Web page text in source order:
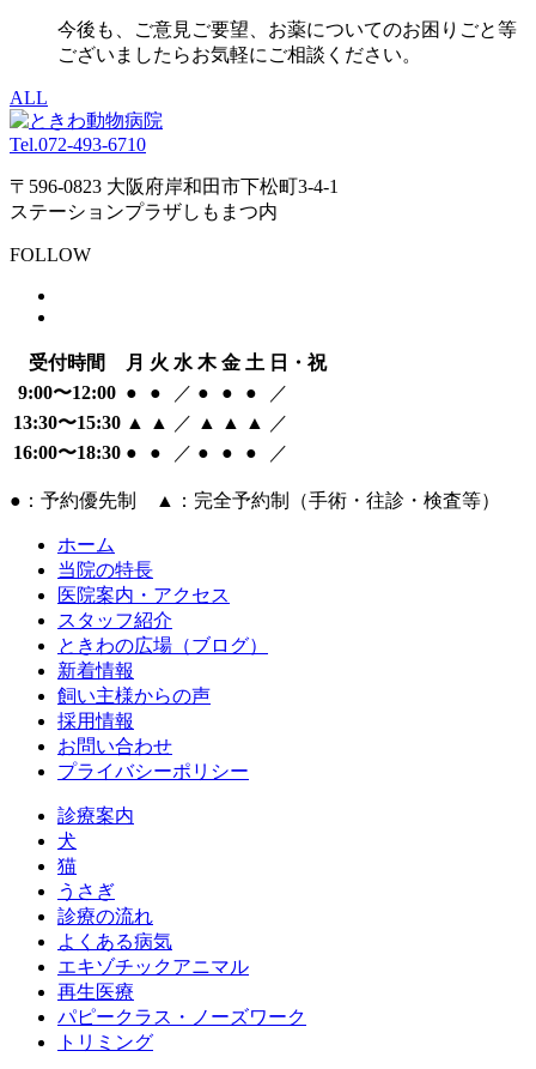
今後も、ご意見ご要望、お薬についてのお困りごと等
ございましたらお気軽にご相談ください。
ALL
Tel.072-493-6710
〒596-0823 大阪府岸和田市下松町3-4-1
ステーションプラザしもまつ内
FOLLOW
受付時間 月 火 水 木 金 土 日・祝
9:00〜12:00 ● ● ／ ● ● ●
／
13:30〜15:30 ▲ ▲ ／ ▲ ▲ ▲
／
16:00〜18:30 ● ● ／ ● ● ● ／
●：予約優先制 ▲：完全予約制（手術・往診・検査等）
ホーム
当院の特長
医院案内・アクセス
スタッフ紹介
ときわの広場（ブログ）
新着情報
飼い主様からの声
採用情報
お問い合わせ
プライバシーポリシー
診療案内
犬
猫
うさぎ
診療の流れ
よくある病気
エキゾチックアニマル
再生医療
パピークラス・ノーズワーク
トリミング